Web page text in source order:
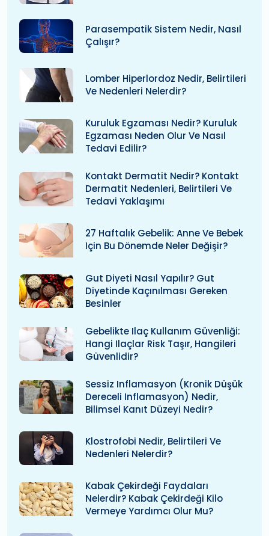
Parasempatik Sistem Nedir, Nasıl
Çalışır?
Lomber Hiperlordoz Nedir, Belirtileri
Ve Nedenleri Nelerdir?
Kuruluk Egzaması Nedir? Kuruluk
Egzaması Neden Olur Ve Nasıl
Tedavi Edilir?
Kontakt Dermatit Nedir? Kontakt
Dermatit Nedenleri, Belirtileri Ve
Tedavi Yaklaşımı
27 Haftalık Gebelik: Anne Ve Bebek
Için Bu Dönemde Neler Değişir?
Gut Diyeti Nasıl Yapılır? Gut
Diyetinde Kaçınılması Gereken
Besinler
Gebelikte Ilaç Kullanım Güvenliği:
Hangi Ilaçlar Risk Taşır, Hangileri
Güvenlidir?
Sessiz Inflamasyon (kronik Düşük
Dereceli Inflamasyon) Nedir,
Bilimsel Kanıt Düzeyi Nedir?
Klostrofobi Nedir, Belirtileri Ve
Nedenleri Nelerdir?
Kabak Çekirdeği Faydaları
Nelerdir? Kabak Çekirdeği Kilo
Vermeye Yardımcı Olur Mu?